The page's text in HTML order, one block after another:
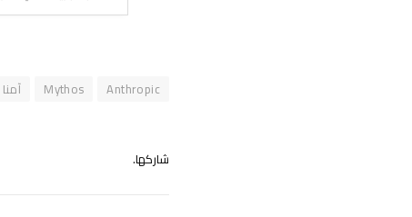
Anthropic
Mythos آمنا
شاركها.